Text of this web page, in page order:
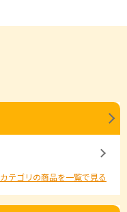
カテゴリの商品を一覧で見る